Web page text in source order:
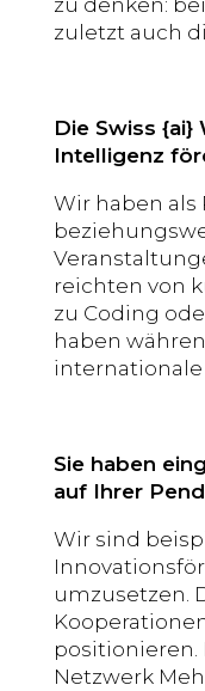
zu denken:
zuletzt auch
Die Swiss
Intelligenz
Wir haben als
reichten von
zu Coding
haben
internationale
Sie haben
auf Ihrer
Wir sind
umzusetzen.
positionieren.
Netzwerk